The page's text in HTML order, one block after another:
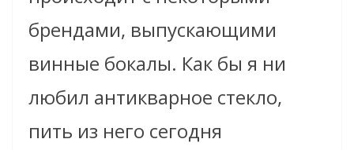
брендами, выпускающими
винные бокалы. Как бы я ни
любил антикварное стекло,
пить из него сегодня